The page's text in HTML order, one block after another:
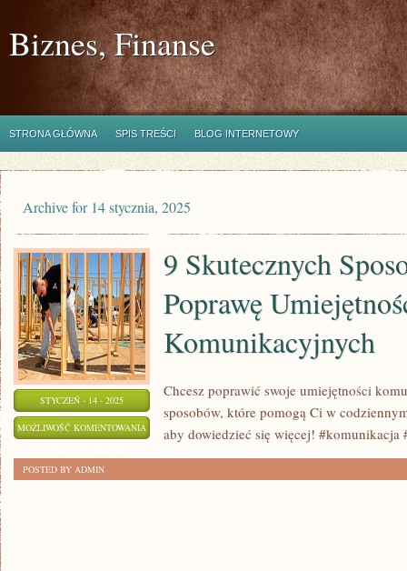
Biznes, Finanse
STRONA GŁÓWNA SPIS TREŚCI BLOG INTERNETOWY
Archive for 14 stycznia, 2025
STYCZEŃ - 14 - 2025
MOŻLIWOŚĆ KOMENTOWANIA
9 Skutecznych
Poprawę
Komunikacyjnych
Chcesz poprawić swoje umiejętności
sposobów, które pomogą Ci w
aby dowiedzieć się więcej! #komunikacja
POSTED BY ADMIN